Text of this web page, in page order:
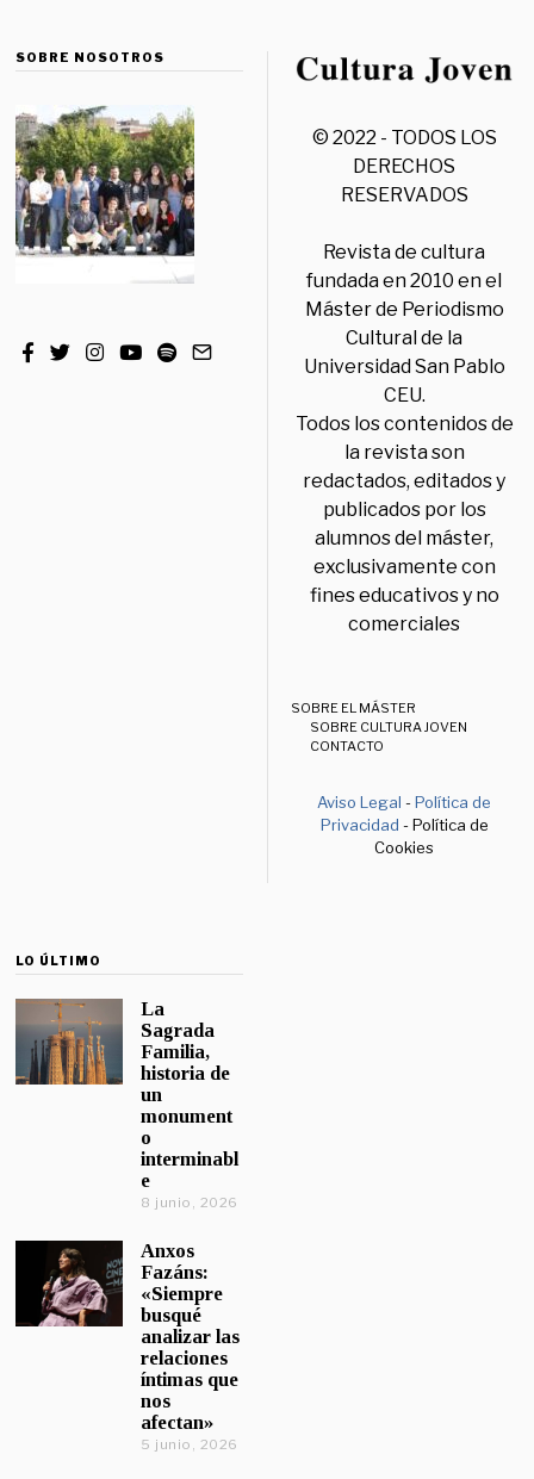
SOBRE NOSOTROS
© 2022 - TODOS LOS
DERECHOS
RESERVADOS
Revista de cultura
fundada en 2010 en el
Máster de Periodismo
Cultural de la
Universidad San Pablo
CEU.
Todos los contenidos de
la revista son
redactados, editados y
publicados por los
alumnos del máster,
exclusivamente con
fines educativos y no
comerciales
SOBRE EL MÁSTER
SOBRE CULTURA JOVEN
CONTACTO
Aviso Legal -Política de
Privacidad - Política de
Cookies
LO ÚLTIMO
La
Sagrada
Familia,
historia de
un
monument
o
interminabl
e
8 junio, 2026
Anxos
Fazáns:
«Siempre
busqué
analizar las
relaciones
íntimas que
nos
afectan»
5 junio, 2026